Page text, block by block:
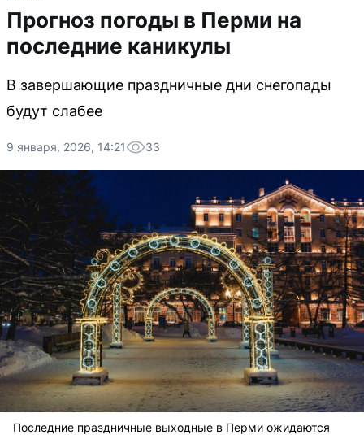
Прогноз погоды в Перми на
последние каникулы
В завершающие праздничные дни снегопады
будут слабее
9 января, 2026, 14:21 33
Последние праздничные выходные в Перми ожидаются